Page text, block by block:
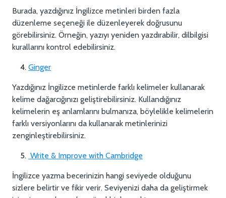
Burada, yazdığınız İngilizce metinleri birden fazla
düzenleme seçeneği ile düzenleyerek doğrusunu
görebilirsiniz. Örneğin, yazıyı yeniden yazdırabilir, dilbilgisi
kurallarını kontrol edebilirsiniz.
Ginger
Yazdığınız İngilizce metinlerde farklı kelimeler kullanarak
kelime dağarcığınızı geliştirebilirsiniz. Kullandığınız
kelimelerin eş anlamlarını bulmanıza, böylelikle kelimelerin
farklı versiyonlarını da kullanarak metinlerinizi
zenginleştirebilirsiniz.
Write & Improve with Cambridge
İngilizce yazma becerinizin hangi seviyede olduğunu
sizlere belirtir ve fikir verir. Seviyenizi daha da geliştirmek